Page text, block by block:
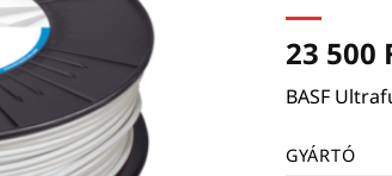
23 500
BASF
GYÁRTÓ